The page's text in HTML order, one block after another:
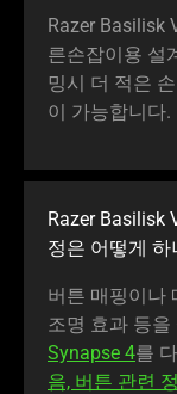
Razer Basilisk
른손잡이용 설
밍시 더 적은
이 가능합니다.
Razer Basilisk
정은 어떻게 하
버튼 매핑이나
조명 효과 등
Synapse 4를
음, 버튼 관련